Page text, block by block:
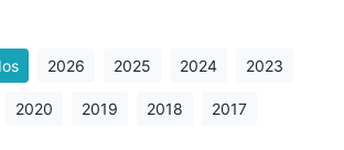
2026 2025 2024 2023
2020 2019 2018 2017